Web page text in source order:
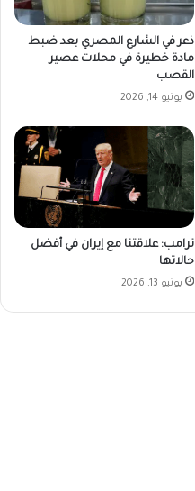
ذعر في الشارع المصري بعد ضبط
مادة خطيرة في محلات عصير
القصب
يونيو 14, 2026
ترامب: علاقتنا مع إيران في أفضل
حالاتها
يونيو 13, 2026